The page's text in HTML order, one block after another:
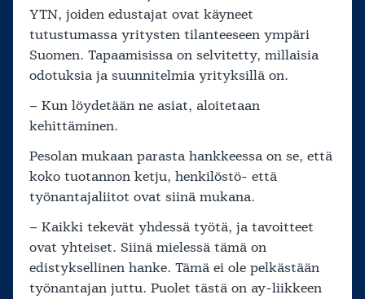
YTN, joiden edustajat ovat käyneet
tutustumassa yritysten tilanteeseen ympäri
Suomen. Tapaamisissa on selvitetty, millaisia
odotuksia ja suunnitelmia yrityksillä on.
– Kun löydetään ne asiat, aloitetaan
kehittäminen.
Pesolan mukaan parasta hankkeessa on se, että
koko tuotannon ketju, henkilöstö- että
työnantajaliitot ovat siinä mukana.
– Kaikki tekevät yhdessä työtä, ja tavoitteet
ovat yhteiset. Siinä mielessä tämä on
edistyksellinen hanke. Tämä ei ole pelkästään
työnantajan juttu. Puolet tästä on ay-liikkeen